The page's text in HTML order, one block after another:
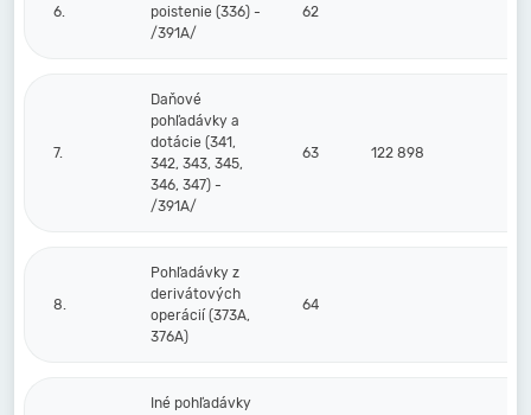
6.
poistenie (336) -
/391A/
62
7.
Daňové
pohľadávky a
dotácie (341,
342, 343, 345,
346, 347) -
/391A/
63 122 898
8.
Pohľadávky z
derivátových
operácií (373A,
376A)
64
Iné pohľadávky